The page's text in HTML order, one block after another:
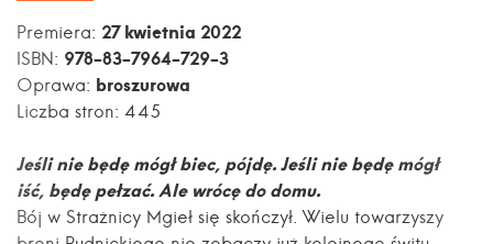
Premiera: 27 kwietnia 2022
ISBN: 978-83-7964-729-3
Oprawa: broszurowa
Liczba stron: 445
Jeśli nie będę mógł biec, pójdę. Jeśli nie będę mógł
iść, będę pełzać. Ale wrócę do domu.
Bój w Strażnicy Mgieł się skończył. Wielu towarzyszy